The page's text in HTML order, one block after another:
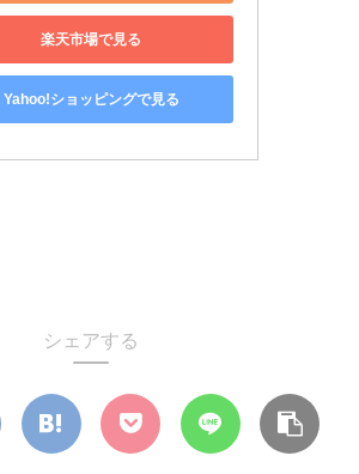
楽天市場で見る
Yahoo!ショッピングで見る
シェアする